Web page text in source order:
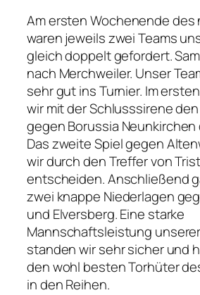
Am ersten Wochenende des
waren jeweils zwei Teams
gleich doppelt gefordert.
nach Merchweiler. Unser
sehr gut ins Turnier. Im
wir mit der Schlusssirene
gegen Borussia Neunkirchen
Das zweite Spiel gegen
wir durch den Treffer von
entscheiden. Anschließend
zwei knappe Niederlagen
und Elversberg. Eine starke
Mannschaftsleistung
standen wir sehr sicher und
den wohl besten Torhüter
in den Reihen.